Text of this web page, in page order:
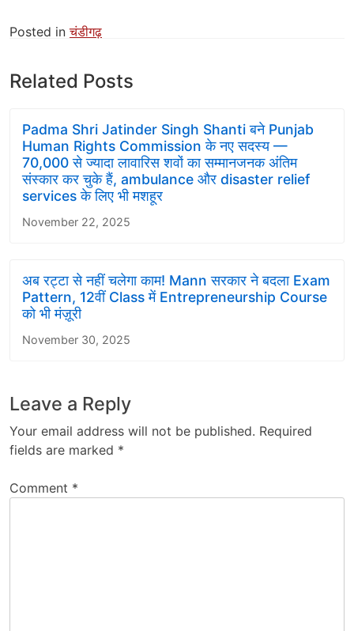
Posted inचंडीगढ़
Related Posts
Padma Shri Jatinder Singh Shanti बने Punjab
Human Rights Commission के नए सदस्य —
70,000 से ज्यादा लावारिस शवों का सम्मानजनक अंतिम
संस्कार कर चुके हैं, ambulance और disaster relief
services के लिए भी मशहूर
November 22, 2025
अब रट्टा से नहीं चलेगा काम! Mann सरकार ने बदला Exam
Pattern, 12वीं Class में Entrepreneurship Course
को भी मंज़ूरी
November 30, 2025
Leave a Reply
Your email address will not be published. Required
fields are marked *
Comment *